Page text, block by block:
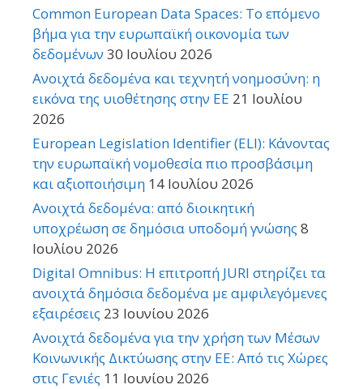
Common European Data Spaces: Το επόμενο
βήμα για την ευρωπαϊκή οικονομία των
δεδομένων 30 Ιουλίου 2026
Ανοιχτά δεδομένα και τεχνητή νοημοσύνη: η
εικόνα της υιοθέτησης στην ΕΕ 21 Ιουλίου
2026
European Legislation Identifier (ELI): Κάνοντας
την ευρωπαϊκή νομοθεσία πιο προσβάσιμη
και αξιοποιήσιμη 14 Ιουλίου 2026
Ανοιχτά δεδομένα: από διοικητική
υποχρέωση σε δημόσια υποδομή γνώσης 8
Ιουλίου 2026
Digital Omnibus: Η επιτροπή JURI στηρίζει τα
ανοιχτά δημόσια δεδομένα με αμφιλεγόμενες
εξαιρέσεις 23 Ιουνίου 2026
Ανοιχτά δεδομένα για την χρήση των Μέσων
Κοινωνικής Δικτύωσης στην ΕΕ: Από τις Χώρες
στις Γενιές 11 Ιουνίου 2026